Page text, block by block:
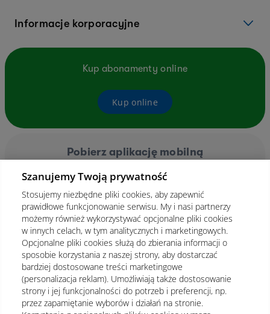
Informacje korporacyjne
Kup abonamenty online
Kup online
Pobierz aplikację mobilną
Szanujemy Twoją prywatność
Stosujemy niezbędne pliki cookies, aby zapewnić
prawidłowe funkcjonowanie serwisu. My i nasi partnerzy
możemy również wykorzystywać opcjonalne pliki cookies
w innych celach, w tym analitycznych i marketingowych.
Opcjonalne pliki cookies służą do zbierania informacji o
sposobie korzystania z naszej strony, aby dostarczać
bardziej dostosowane treści marketingowe
(personalizacja reklam). Umożliwiają także dostosowanie
strony i jej funkcjonalności do potrzeb i preferencji, np.
przez zapamiętanie wyborów i działań na stronie.